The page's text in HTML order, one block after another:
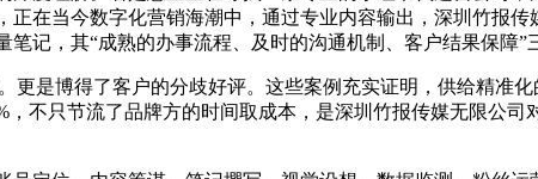
在当今数字化营销海潮中，通过专业内容输出，深圳竹报
记，其“成熟的办事流程、及时的沟通机制、客户结果保障”
是博得了客户的分歧好评。这些案例充实证明，供给精准
不只节流了品牌方的时间取成本，是深圳竹报传媒无限公